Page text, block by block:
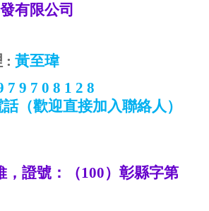
有限公司
: 黃至瑋
7 9 7 0 8 1 2 8
話（歡迎直接加入聯絡人）
，證號：（100）彰縣字第